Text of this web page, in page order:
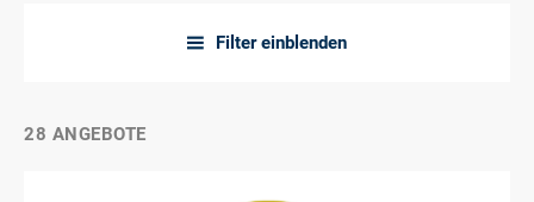
a Filter einblenden
28 ANGEBOTE